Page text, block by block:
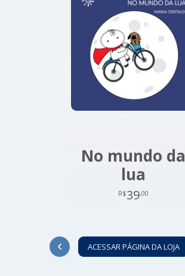
No mundo da
lua
R$39,00
ACESSAR PÁGINA DA LOJA